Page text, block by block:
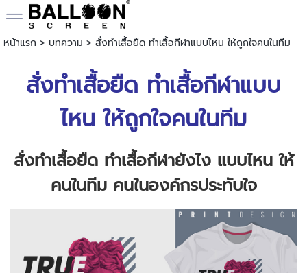
หน้าแรก > บทความ > สั่งทำเสื้อยืด ทำเสื้อกีฬาแบบไหน ให้ถูกใจคนในทีม
สั่งทำเสื้อยืด ทำเสื้อกีฬาแบบ
ไหน ให้ถูกใจคนในทีม
สั่งทำเสื้อยืด ทำเสื้อกีฬายังไง แบบไหน ให้
คนในทีม คนในองค์กรประทับใจ